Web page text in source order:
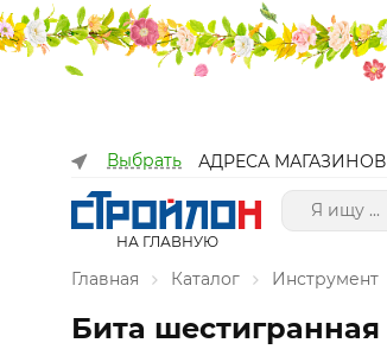
Выбрать АДРЕСА МАГАЗИНОВ
НА ГЛАВНУЮ
Главная Каталог Инструмент
Бита